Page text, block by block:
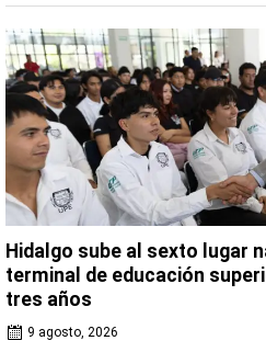
Hidalgo sube al sexto lugar
terminal de educación
tres años
9 agosto, 2026